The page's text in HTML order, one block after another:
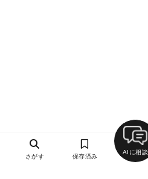
さがす 保存済み
AIに相談